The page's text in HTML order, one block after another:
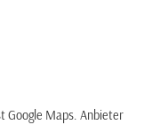
Google Maps. Anbieter